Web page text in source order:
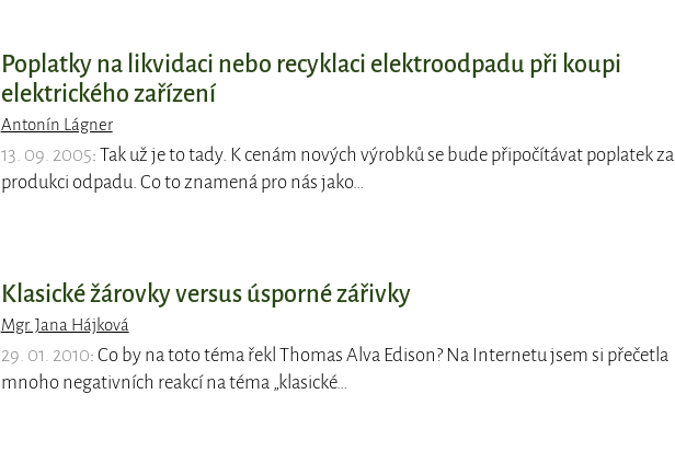
Poplatky na likvidaci nebo recyklaci elektroodpadu při koupi
elektrického zařízení
Antonín Lágner
13. 09. 2005: Tak už je to tady. K cenám nových výrobků se bude připočítávat poplatek za
produkci odpadu. Co to znamená pro nás jako…
Klasické žárovky versus úsporné zářivky
Mgr. Jana Hájková
29. 01. 2010: Co by na toto téma řekl Thomas Alva Edison? Na Internetu jsem si přečetla
mnoho negativních reakcí na téma „klasické…